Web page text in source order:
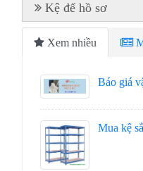
Kệ để hồ sơ
Xem nhiều
Báo giá
Mua kệ